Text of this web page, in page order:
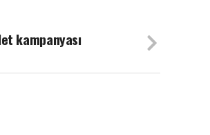
kampanyası